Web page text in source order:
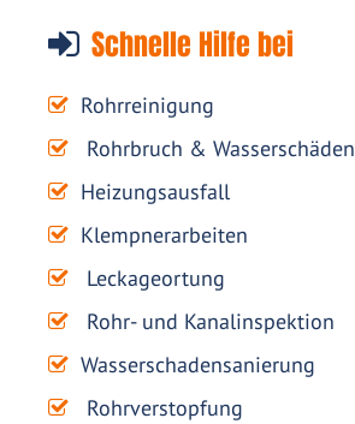
Schnelle Hilfe bei
Rohrreinigung
Rohrbruch & Wasserschäden
Heizungsausfall
Klempnerarbeiten
Leckageortung
Rohr- und Kanalinspektion
Wasserschadensanierung
Rohrverstopfung